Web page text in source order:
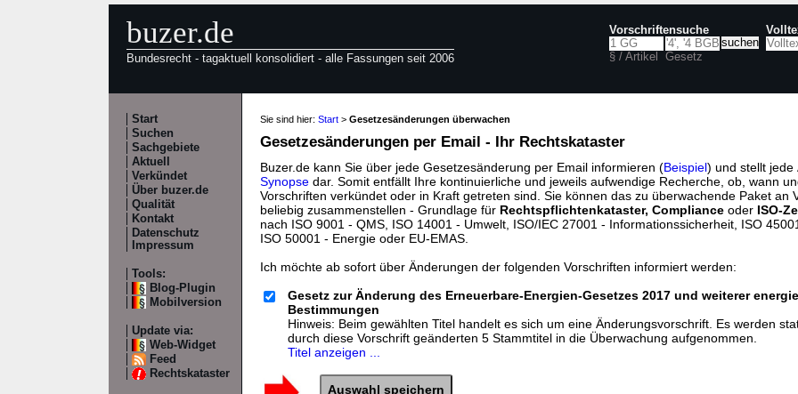
buzer.de
Bundesrecht - tagaktuell konsolidiert - alle Fassungen seit 2006
Vorschriftensuche
§ / Artikel Gesetz
Start
Suchen
Sachgebiete
Aktuell
Verkündet
Über buzer.de
Qualität
Kontakt
Datenschutz
Impressum
Tools:
Blog-Plugin
Mobilversion
Update via:
Web-Widget
Feed
Rechtskataster
Sie sind hier: Start > Gesetzesänderungen überwachen
Gesetzesänderungen per Email - Ihr Rechtskataster
Buzer.de kann Sie über jede Gesetzesänderung per Email informieren (Beispiel) und stellt jede
Synopse dar. Somit entfällt Ihre kontinuierliche und jeweils aufwendige Recherche, ob, wann
Vorschriften verkündet oder in Kraft getreten sind. Sie können das zu überwachende Paket an
beliebig zusammenstellen - Grundlage für Rechtspflichtenkataster, Compliance oder ISO-
nach ISO 9001 - QMS, ISO 14001 - Umwelt, ISO/IEC 27001 - Informationssicherheit, ISO
ISO 50001 - Energie oder EU-EMAS.
Ich möchte ab sofort über Änderungen der folgenden Vorschriften informiert werden:
Gesetz zur Änderung des Erneuerbare-Energien-Gesetzes 2017 und weiterer
Bestimmungen
Hinweis: Beim gewählten Titel handelt es sich um eine Änderungsvorschrift. Es werden
durch diese Vorschrift geänderten 5 Stammtitel in die Überwachung aufgenommen.
Titel anzeigen ...